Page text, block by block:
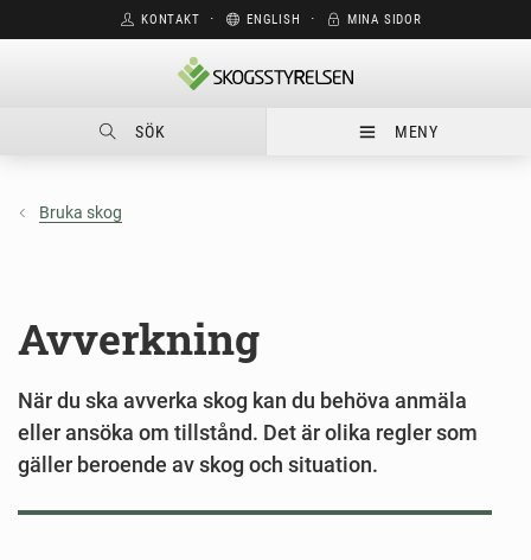
KONTAKT ⋅ ENGLISH ⋅ MINA SIDOR
SÖK MENY
Bruka skog
Avverkning
När du ska avverka skog kan du behöva anmäla
eller ansöka om tillstånd. Det är olika regler som
gäller beroende av skog och situation.